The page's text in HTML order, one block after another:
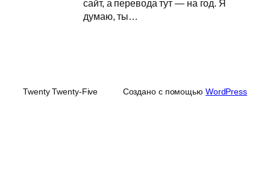
сайт, а перевода тут — на год. Я
думаю, ты…
Twenty Twenty-Five Создано с помощью WordPress